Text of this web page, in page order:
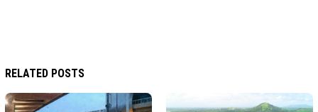
RELATED POSTS